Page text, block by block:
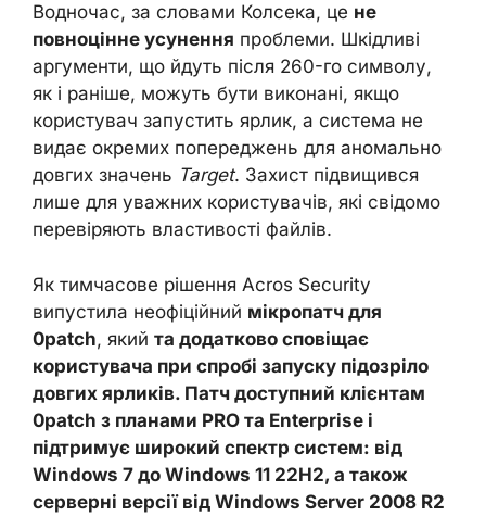
Водночас, за словами Колсека, це не
повноцінне усунення проблеми. Шкідливі
аргументи, що йдуть після 260-го символу,
як і раніше, можуть бути виконані, якщо
користувач запустить ярлик, а система не
видає окремих попереджень для аномально
довгих значень Target. Захист підвищився
лише для уважних користувачів, які свідомо
перевіряють властивості файлів.
Як тимчасове рішення Acros Security
випустила неофіційний мікропатч для
0patch, який та додатково сповіщає
користувача при спробі запуску підозріло
довгих ярликів. Патч доступний клієнтам
0patch з планами PRO та Enterprise і
підтримує широкий спектр систем: від
Windows 7 до Windows 11 22H2, а також
серверні версії від Windows Server 2008 R2